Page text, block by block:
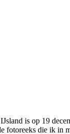
is op 19
die ik in